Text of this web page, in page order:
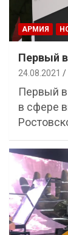
АРМИЯ
Первый
24.08.2021
Первый
в сфере